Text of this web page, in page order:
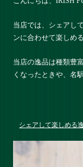
当店では、シェアし
ンに合わせて楽しめ
当店の逸品は種類豊
くなったときや、名
シェアして楽しめる